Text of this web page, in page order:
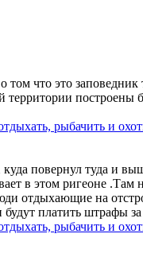
что это заповедник
построены
рыбачить и
повернул туда и
в этом ригеоне
отдыхающие на
платить штрафы
рыбачить и